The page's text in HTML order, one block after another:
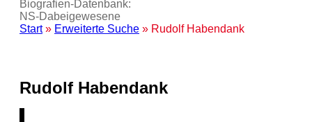
Biografien-Datenbank:
NS‑Dabeigewesene
Start» Erweiterte Suche » Rudolf Habendank
Rudolf Habendank